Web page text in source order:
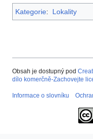
Kategorie: Lokality
Obsah je dostupný pod
dílo komerčně-Zachovejte
Informace o slovníku